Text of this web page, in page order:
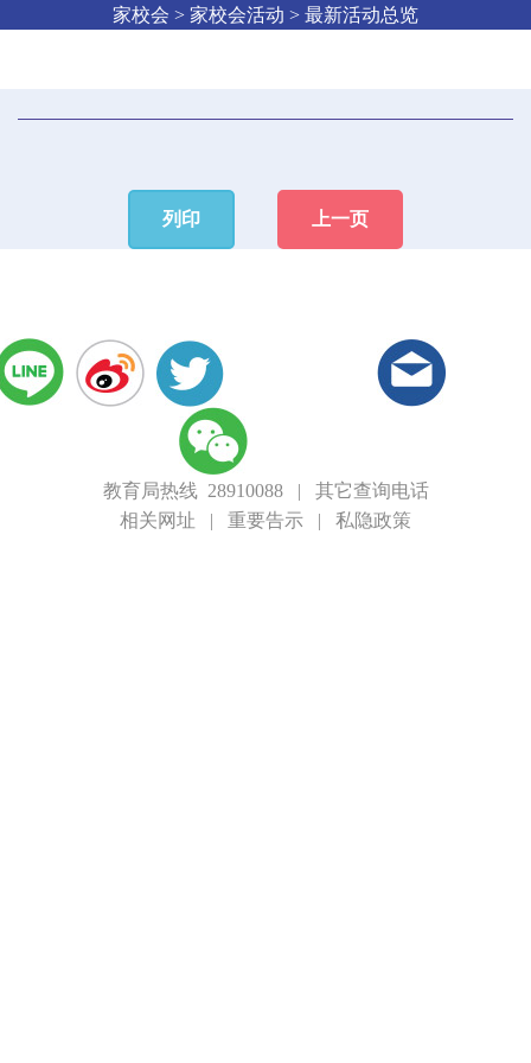
家校会 > 家校会活动 > 最新活动总览
列印 上一页
教育局热线 28910088| 其它查询电话
相关网址 | 重要告示 | 私隐政策